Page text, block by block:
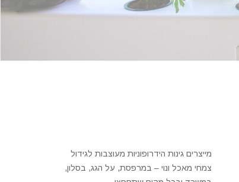
מייצרים גינות הידרופוניות מעוצבות לגידול
צמחי מאכל ונוי – במרפסת, על הגג, בסלון,